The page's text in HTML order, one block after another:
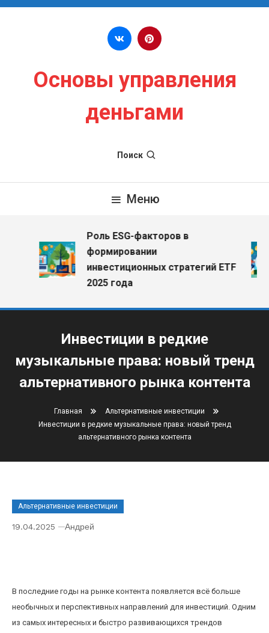
Перейти к содержимому
Основы управления
деньгами
Поиск
Меню
Роль ESG-факторов в
формировании
инвестиционных стратегий ETF
2025 года
Инвестиции в редкие
музыкальные права: новый тренд
альтернативного рынка контента
Главная
Альтернативные инвестиции
Инвестиции в редкие музыкальные права: новый тренд
альтернативного рынка контента
Альтернативные инвестиции
19.04.2025 Андрей
В последние годы на рынке контента появляется всё больше
необычных и перспективных направлений для инвестиций. Одним
из самых интересных и быстро развивающихся трендов